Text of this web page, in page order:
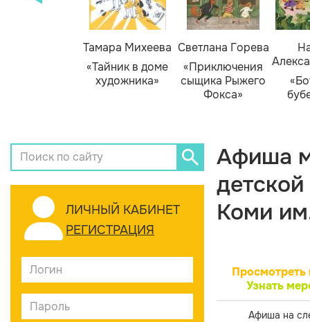
Тамара Михеева
«Тайник в доме
художника»
Светлана Горева
«Приключения
сыщика Рыжего
Фокса»
ЛИЧНЫЙ КАБИНЕТ
РЕГИСТРАЦИЯ
Афиша
Коми
Просмотреть
Узнать
Афиша на